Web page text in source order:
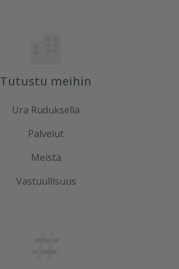
Tutustu meihin
Ura Ruduksella
Palvelut
Meistä
Vastuullisuus